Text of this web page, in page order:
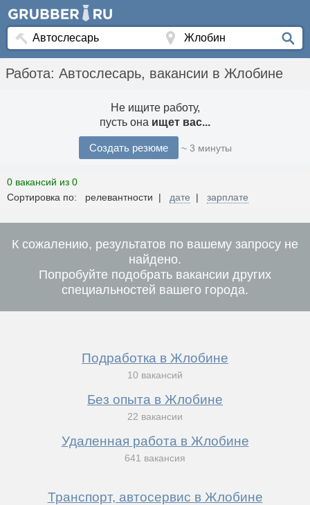
Работа: Автослесарь, вакансии в Жлобине
Не ищите работу,
пусть она ищет вас...
Создать резюме ~ 3 минуты
0 вакансий из 0
Сортировка по: релевантности | дате | зарплате
К сожалению, результатов по вашему запросу не
найдено.
Попробуйте подобрать вакансии других
специальностей вашего города.
Подработка в Жлобине
10 вакансий
Без опыта в Жлобине
22 вакансии
Удаленная работа в Жлобине
641 вакансия
Транспорт, автосервис в Жлобине